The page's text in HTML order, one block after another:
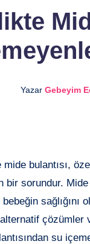
YazarGebeyim
bulantısı,
bir sorundur.
alternatif
su